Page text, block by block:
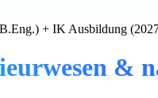
+ IK Ausbildung
&